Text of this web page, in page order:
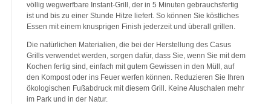
völlig wegwerfbare Instant-Grill, der in 5 Minuten gebrauchsfertig
ist und bis zu einer Stunde Hitze liefert. So können Sie köstliches
Essen mit einem knusprigen Finish jederzeit und überall grillen.
Die natürlichen Materialien, die bei der Herstellung des Casus
Grills verwendet werden, sorgen dafür, dass Sie, wenn Sie mit dem
Kochen fertig sind, einfach mit gutem Gewissen in den Müll, auf
den Kompost oder ins Feuer werfen können. Reduzieren Sie Ihren
ökologischen Fußabdruck mit diesem Grill. Keine Aluschalen mehr
im Park und in der Natur.